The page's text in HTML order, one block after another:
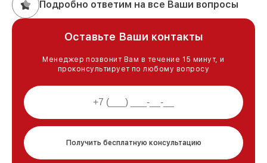
Подробно ответим на все Ваши вопросы
Оставьте Ваши контакты
Менеджер позвонит Вам в течение 15 минут, и
проконсультирует по любому вопросу
Получить бесплатную консультацию